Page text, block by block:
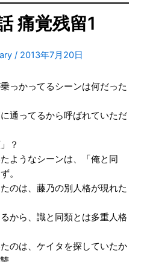
痛覚残留1
/ 2013年7月20日
っかってるシーンは何だった
通ってるから呼ばれていただ
？
ようなシーンは、「俺と同
。
のは、藤乃の別人格が現れた
から、識と同類とは多重人格
のは、ケイタを探していたか